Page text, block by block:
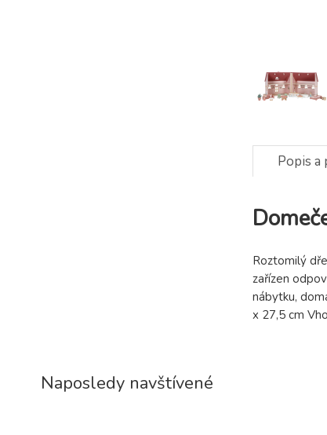
Popis a
Roztomilý
zařízen
nábytku,
x 27,5 cm
Naposledy navštívené